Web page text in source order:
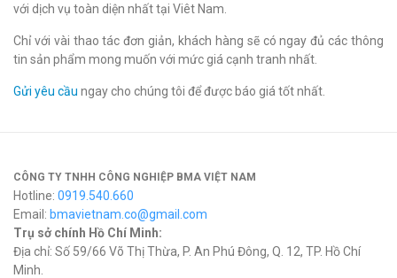
với dịch vụ toàn diện nhất tại Viêt Nam.
Chỉ với vài thao tác đơn giản, khách hàng sẽ có ngay đủ các thông
tin sản phẩm mong muốn với mức giá cạnh tranh nhất.
Gửi yêu cầu ngay cho chúng tôi để được báo giá tốt nhất.
CÔNG TY TNHH CÔNG NGHIỆP BMA VIỆT NAM
Hotline: 0919.540.660
Email: bmavietnam.co@gmail.com
Trụ sở chính Hồ Chí Minh:
Địa chỉ: Số 59/66 Võ Thị Thừa, P. An Phú Đông, Q. 12, TP. Hồ Chí
Minh.